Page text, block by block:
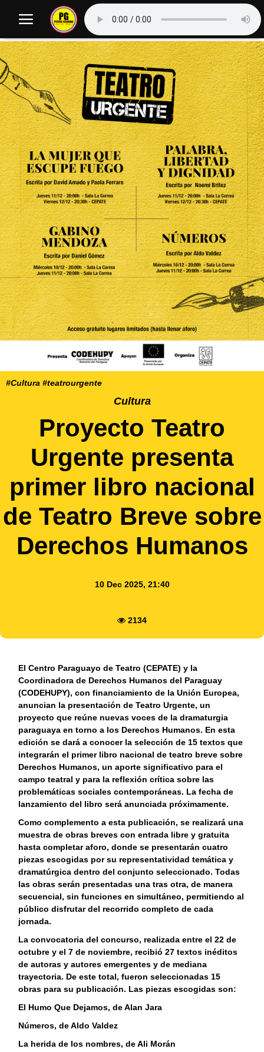
#Cultura #teatrourgente
Cultura
Proyecto Teatro
Urgente presenta
primer libro nacional
de Teatro Breve sobre
Derechos Humanos
10 Dec 2025, 21:40
2134
El Centro Paraguayo de Teatro (CEPATE) y la
Coordinadora de Derechos Humanos del Paraguay
(CODEHUPY), con financiamiento de la Unión Europea,
anuncian la presentación de Teatro Urgente, un
proyecto que reúne nuevas voces de la dramaturgia
paraguaya en torno a los Derechos Humanos. En esta
edición se dará a conocer la selección de 15 textos que
integrarán el primer libro nacional de teatro breve sobre
Derechos Humanos, un aporte significativo para el
campo teatral y para la reflexión crítica sobre las
problemáticas sociales contemporáneas. La fecha de
lanzamiento del libro será anunciada próximamente.
Como complemento a esta publicación, se realizará una
muestra de obras breves con entrada libre y gratuita
hasta completar aforo, donde se presentarán cuatro
piezas escogidas por su representatividad temática y
dramatúrgica dentro del conjunto seleccionado. Todas
las obras serán presentadas una tras otra, de manera
secuencial, sin funciones en simultáneo, permitiendo al
público disfrutar del recorrido completo de cada
jornada.
La convocatoria del concurso, realizada entre el 22 de
octubre y el 7 de noviembre, recibió 27 textos inéditos
de autoras y autores emergentes y de mediana
trayectoria. De este total, fueron seleccionadas 15
obras para su publicación. Las piezas escogidas son:
El Humo Que Dejamos, de Alan Jara
Números, de Aldo Valdez
La herida de los nombres, de Ali Morán